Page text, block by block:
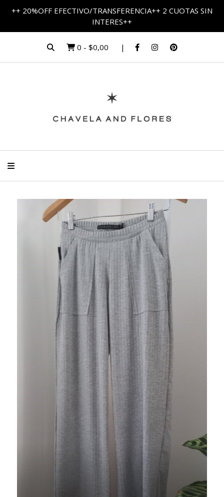
++ 20%OFF EFECTIVO/TRANSFERENCIA++ 2 CUOTAS SIN
INTERES++
0 - $0,00